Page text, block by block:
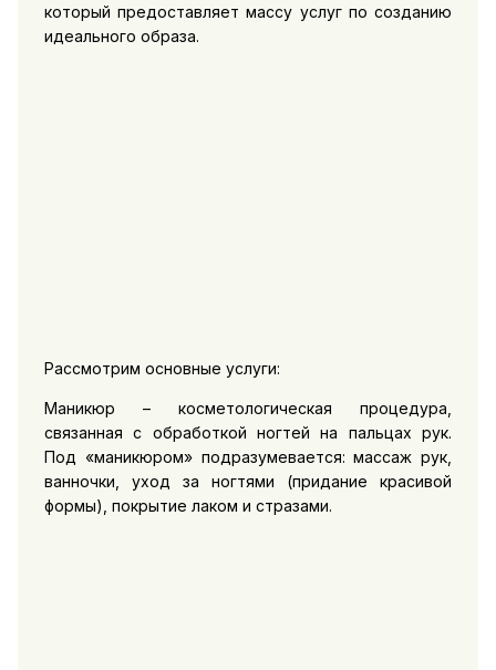
который предоставляет массу услуг по созданию
идеального образа.
Рассмотрим основные услуги:
Маникюр – косметологическая процедура,
связанная с обработкой ногтей на пальцах рук.
Под «маникюром» подразумевается: массаж рук,
ванночки, уход за ногтями (придание красивой
формы), покрытие лаком и стразами.